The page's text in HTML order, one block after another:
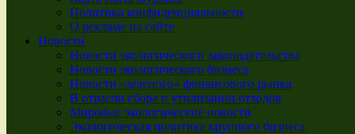
Политика конфиденциальности
О рекламе на сайте
Новости
Новости экологического законодательства
Новости экологического бизнеса
Новости «зеленого» финансового рынка
В отрасли сбора и утилизации отходов
Мировые экологические новости
Экологическая политика крупного бизнеса